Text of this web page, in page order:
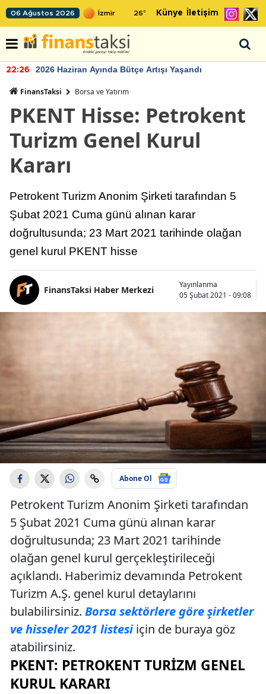
06 Ağustos 2026 26° Künye İletişim
22:26 2026 Haziran Ayında Bütçe Artışı Yaşandı
FinansTaksi Borsa ve Yatırım
PKENT Hisse: Petrokent
Turizm Genel Kurul
Kararı
Petrokent Turizm Anonim Şirketi tarafından 5
Şubat 2021 Cuma günü alınan karar
doğrultusunda; 23 Mart 2021 tarihinde olağan
genel kurul PKENT hisse
FinansTaksi Haber Merkezi
Yayınlanma
05 Şubat 2021 - 09:08
Abone Ol
Petrokent Turizm Anonim Şirketi tarafından
5 Şubat 2021 Cuma günü alınan karar
doğrultusunda; 23 Mart 2021 tarihinde
olağan genel kurul gerçekleştirileceği
açıklandı. Haberimiz devamında Petrokent
Turizm A.Ş. genel kurul detaylarını
bulabilirsiniz. Borsa sektörlere göre şirketler
ve hisseler 2021 listesiiçin de buraya göz
atabilirsiniz.
PKENT: PETROKENT TURIZM GENEL
KURUL KARARI